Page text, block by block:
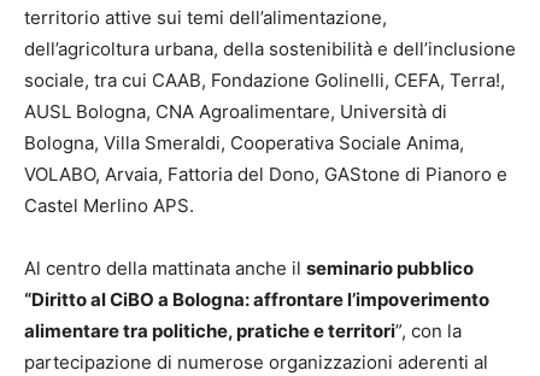
territorio attive sui temi dell’alimentazione,
dell’agricoltura urbana, della sostenibilità e dell’inclusione
sociale, tra cui CAAB, Fondazione Golinelli, CEFA, Terra!,
AUSL Bologna, CNA Agroalimentare, Università di
Bologna, Villa Smeraldi, Cooperativa Sociale Anima,
VOLABO, Arvaia, Fattoria del Dono, GAStone di Pianoro e
Castel Merlino APS.
Al centro della mattinata anche il seminario pubblico
“Diritto al CiBO a Bologna: affrontare l’impoverimento
alimentare tra politiche, pratiche e territori”, con la
partecipazione di numerose organizzazioni aderenti al